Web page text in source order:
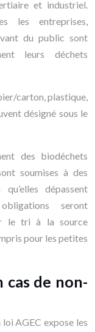
et industriel.
les entreprises,
du public sont
leurs déchets
carton, plastique,
désigné sous le
des biodéchets
soumises à des
dépassent
seront
le tri à la source
pour les petites
cas de non-
AGEC expose les